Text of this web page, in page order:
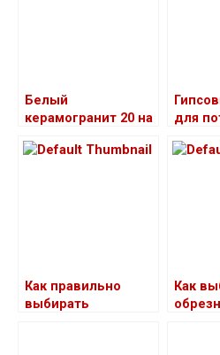
Белый
керамогранит 20 на
интерьера ванной:
для
Как правильно
выбирать
Как